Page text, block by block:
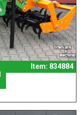
Item: 834884